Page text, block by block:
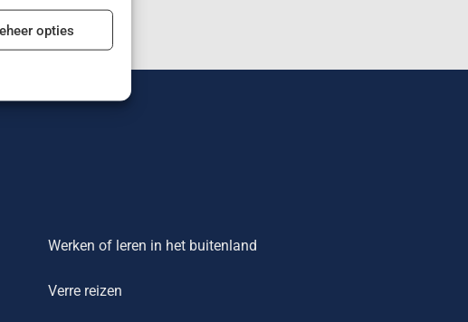
Altijd actief
opties
Werken of leren in het buitenland
Verre reizen